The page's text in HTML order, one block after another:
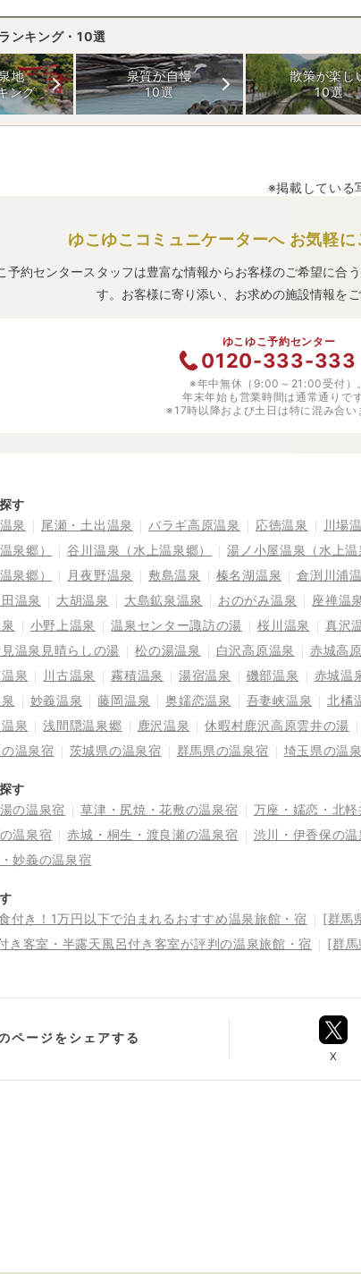
ンキング・10選
地
ング
泉質が自慢
10選
散策が楽し
10選
※掲載している
ゆこゆこコミュニケーターへ お気軽に
予約センタースタッフは豊富な情報からお客様のご希望に合
す。お客様に寄り添い、お求めの施設情報をご
ゆこゆこ予約センター
0120-333-333
※年中無休（9:00～21:00受付）。
年末年始も営業時間は通常通りです
※17時以降および土日は特に混み合い
す
泉
尾瀬・土出温泉 バラギ高原温泉 応徳温泉 川場
泉郷）
谷川温泉（水上温泉郷） 湯ノ小屋温泉（水上温
泉郷）
月夜野温泉 敷島温泉 榛名湖温泉 倉渕川浦
温泉 大胡温泉 大島鉱泉温泉 おのがみ温泉 座禅温泉
小野上温泉 温泉センター諏訪の湯 桜川温泉 真沢
温泉見晴らしの湯 松の湯温泉 白沢高原温泉 赤城高
泉 川古温泉 霧積温泉 湯宿温泉 磯部温泉 赤城温
妙義温泉 藤岡温泉 奥嬬恋温泉 吾妻峡温泉 北橘
泉 浅間隠温泉郷 鹿沢温泉 休暇村鹿沢高原雲井の湯
温泉宿 茨城県の温泉宿 群馬県の温泉宿 埼玉県の温
す
の温泉宿
草津・尻焼・花敷の温泉宿 万座・嬬恋・北
温泉宿
赤城・桐生・渡良瀬の温泉宿 渋川・伊香保の温
妙義の温泉宿
付き！1万円以下で泊まれるおすすめ温泉旅館・宿
[群馬
き客室・半露天風呂付き客室が評判の温泉旅館・宿
[群馬
ページをシェアする
X